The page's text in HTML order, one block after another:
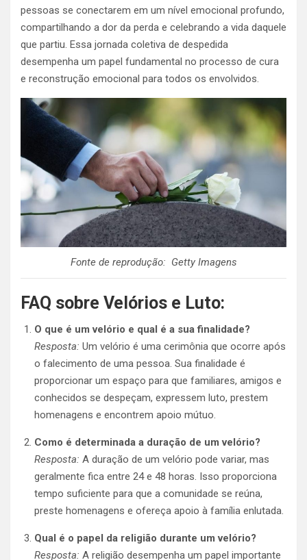
pessoas se conectarem em um nível emocional profundo,
compartilhando a dor da perda e celebrando a vida daquele
que partiu. Essa jornada coletiva de despedida
desempenha um papel fundamental no processo de cura
e reconstrução emocional para todos os envolvidos.
Fonte de reprodução: Getty Imagens
FAQ sobre Velórios e Luto:
O que é um velório e qual é a sua finalidade?
Resposta: Um velório é uma cerimônia que ocorre após
o falecimento de uma pessoa. Sua finalidade é
proporcionar um espaço para que familiares, amigos e
conhecidos se despeçam, expressem luto, prestem
homenagens e encontrem apoio mútuo.
Como é determinada a duração de um velório?
Resposta: A duração de um velório pode variar, mas
geralmente fica entre 24 e 48 horas. Isso proporciona
tempo suficiente para que a comunidade se reúna,
preste homenagens e ofereça apoio à família enlutada.
Qual é o papel da religião durante um velório?
Resposta: A religião desempenha um papel importante